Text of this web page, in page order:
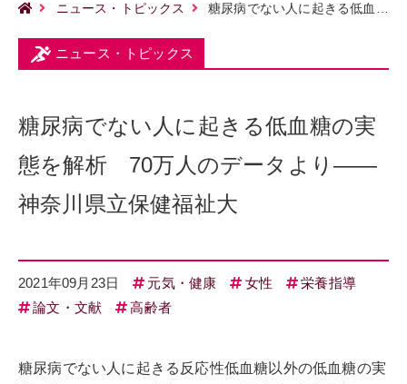
ニュース・トピックス 糖尿病でない人に起きる低血糖の実態を解析 70万人のデータより――神奈川県立保健福祉大
ニュース・トピックス
糖尿病でない人に起きる低血糖の実
態を解析 70万人のデータより――
神奈川県立保健福祉大
2021年09月23日 元気・健康 女性
栄養指導
論文・文献
高齢者
糖尿病でない人に起きる反応性低血糖以外の低血糖の実